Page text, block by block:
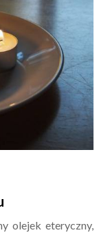
olejek eteryczny,